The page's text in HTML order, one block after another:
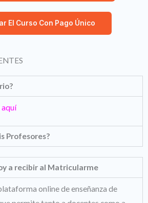
El Curso Con Pago Único
aquí
Profesores?
a recibir al Matricularme
online de enseñanza de